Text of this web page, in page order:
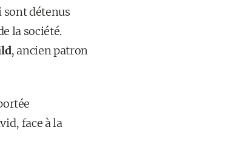
détenus
la société.
, ancien patron
face à la